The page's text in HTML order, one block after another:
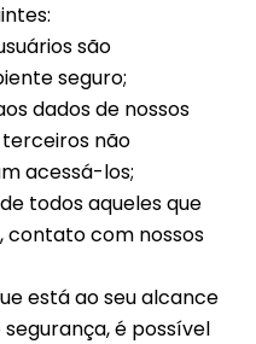
são
seguro;
dados de nossos
terceiros não
acessá-los;
todos aqueles que
contato com nossos
está ao seu alcance
é possível